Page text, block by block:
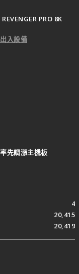
PRO 8K
入設備
先調漲主機板
4
20,415
20,419